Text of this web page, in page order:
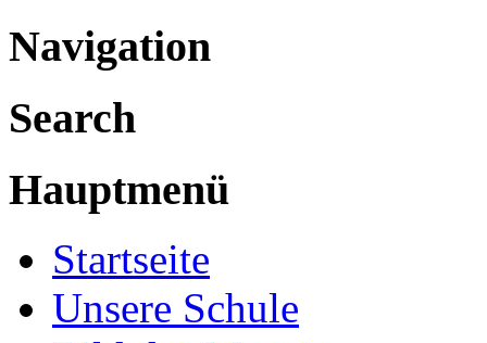
Navigation
Search
Hauptmenü
Startseite
Unsere Schule